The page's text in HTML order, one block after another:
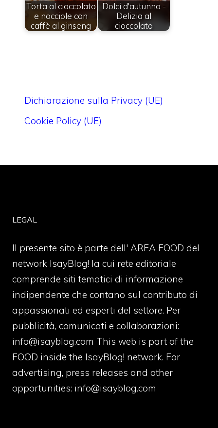
Torta al cioccolato
e nocciole con
caffè al ginseng
Dolci d'autunno -
Delizia al
cioccolato
Dichiarazione sulla Privacy (UE)
Cookie Policy (UE)
LEGAL
Il presente sito è parte dell' AREA FOOD del
network IsayBlog! la cui rete editoriale
comprende siti tematici di informazione
indipendente che contano sul contributo di
appassionati ed esperti del settore. Per
pubblicità, comunicati e collaborazioni:
info@isayblog.com This web is part of the
FOOD inside the IsayBlog! network. For
advertising, press releases and other
opportunities: info@isayblog.com